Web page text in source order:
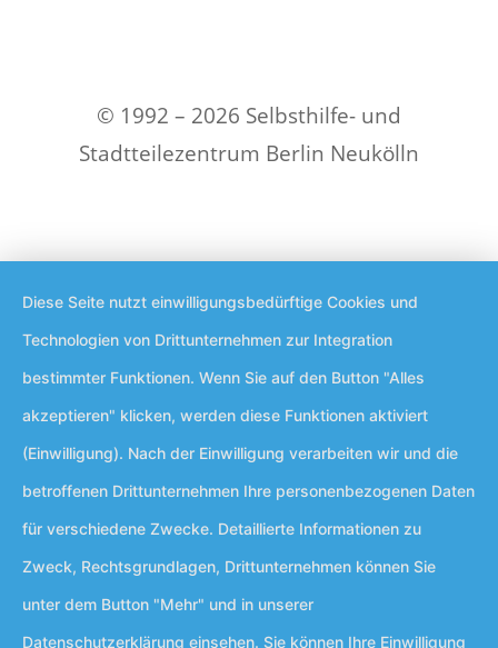
© 1992 – 2026 Selbsthilfe- und
Stadtteilezentrum Berlin Neukölln
Diese Seite nutzt einwilligungsbedürftige Cookies und
Technologien von Drittunternehmen zur Integration
bestimmter Funktionen. Wenn Sie auf den Button "Alles
akzeptieren" klicken, werden diese Funktionen aktiviert
(Einwilligung). Nach der Einwilligung verarbeiten wir und die
betroffenen Drittunternehmen Ihre personenbezogenen Daten
für verschiedene Zwecke. Detaillierte Informationen zu
Zweck, Rechtsgrundlagen, Drittunternehmen können Sie
unter dem Button "Mehr" und in unserer
Datenschutzerklärung einsehen. Sie können Ihre Einwilligung